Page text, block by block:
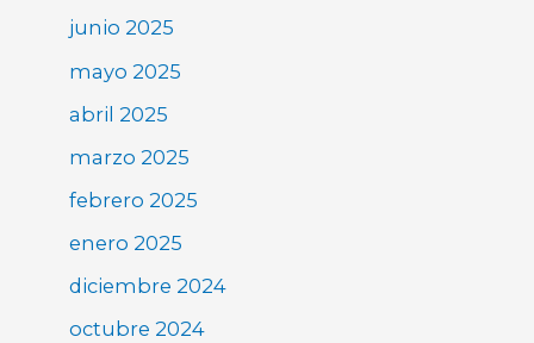
junio 2025
mayo 2025
abril 2025
marzo 2025
febrero 2025
enero 2025
diciembre 2024
octubre 2024